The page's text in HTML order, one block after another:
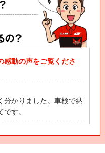
感動の声をご覧くださ
分かりました。車検で納
す。